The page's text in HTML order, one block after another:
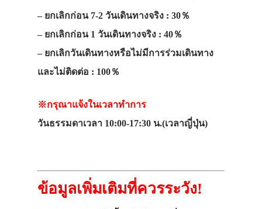
– ยกเลิกก่อน 7-2 วันเดินทางจริง : 30％
– ยกเลิกก่อน 1 วันเดินทางจริง : 40％
– ยกเลิกวันเดินทางหรือไม่มีการร่วมเดินทาง
และไม่ติดต่อ : 100％
※กรุณาแจ้งในเวลาทำการ
วันธรรมดาเวลา 10:00-17:30 น.(เวลาญี่ปุ่น)
ข้อมูลเพิ่มเติมที่ควรระวัง!